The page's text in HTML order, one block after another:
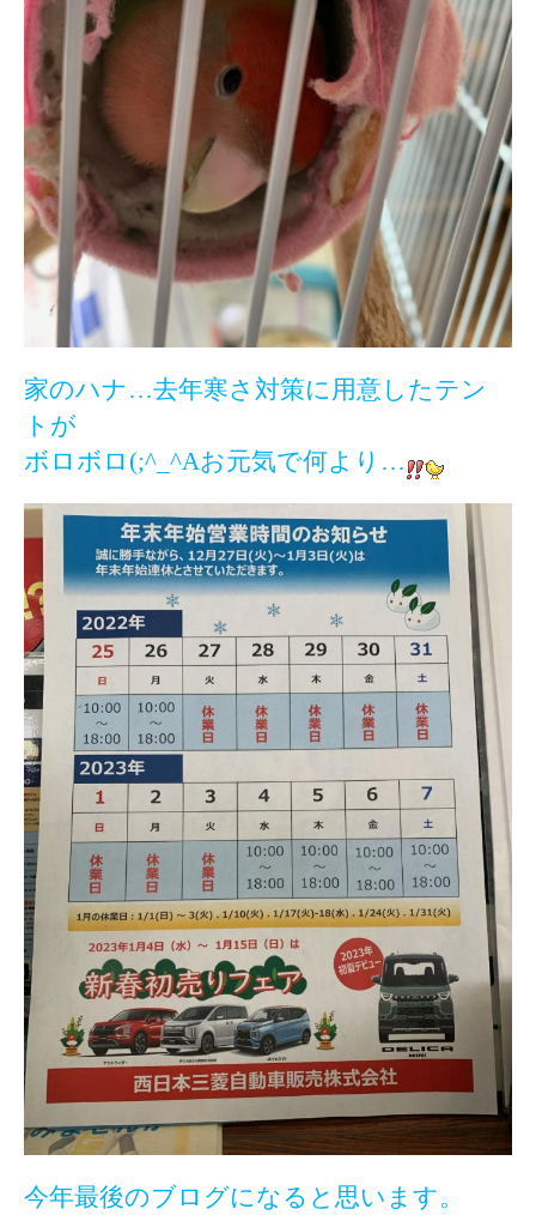
家のハナ…去年寒さ対策に用意したテン
トが
ボロボロ(;^_^Aお元気で何より…
今年最後のブログになると思います。